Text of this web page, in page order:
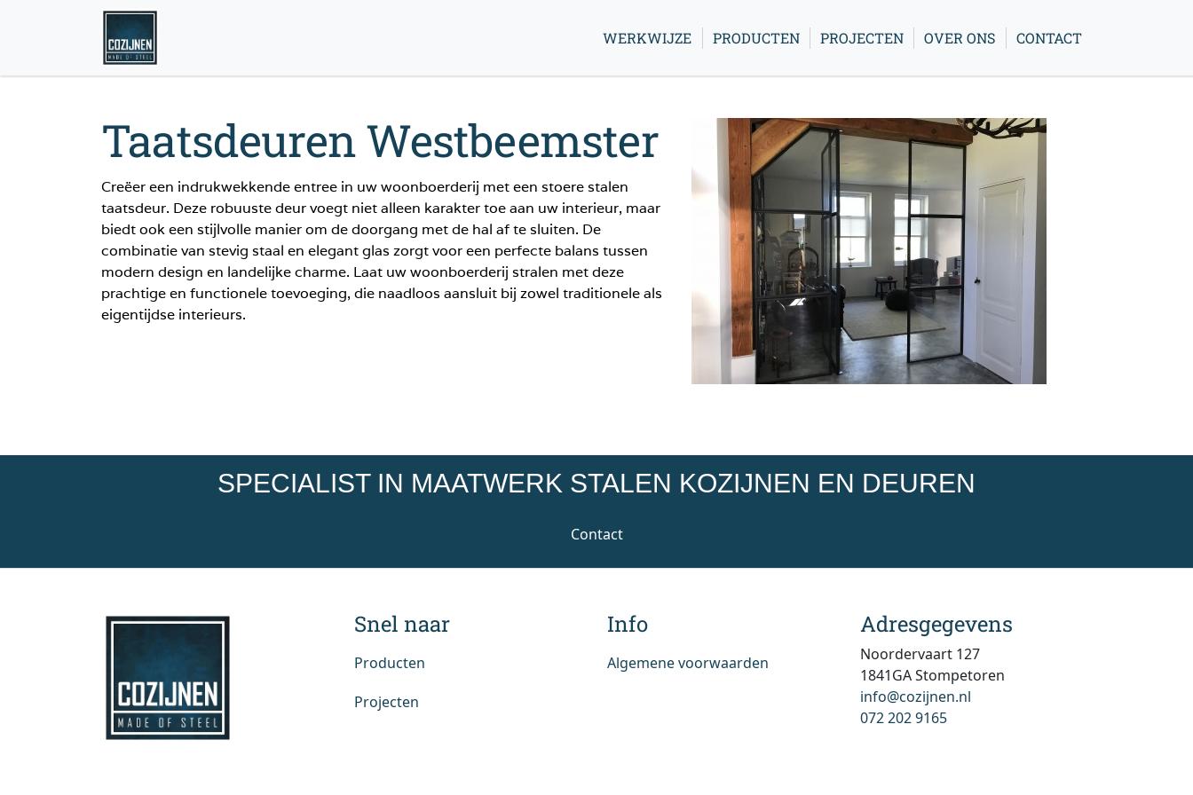
WERKWIJZE PRODUCTEN PROJECTEN OVER ONS CONTACT
Taatsdeuren Westbeemster
Creëer een indrukwekkende entree in uw woonboerderij met een stoere stalen
taatsdeur. Deze robuuste deur voegt niet alleen karakter toe aan uw interieur, maar
biedt ook een stijlvolle manier om de doorgang met de hal af te sluiten. De
combinatie van stevig staal en elegant glas zorgt voor een perfecte balans tussen
modern design en landelijke charme. Laat uw woonboerderij stralen met deze
prachtige en functionele toevoeging, die naadloos aansluit bij zowel traditionele als
eigentijdse interieurs.
SPECIALIST IN MAATWERK STALEN KOZIJNEN EN DEUREN
Contact
Snel naar
Producten
Projecten
Info
Algemene voorwaarden
Adresgegevens
Noordervaart 127
1841GA Stompetoren
info@cozijnen.nl
072 202 9165